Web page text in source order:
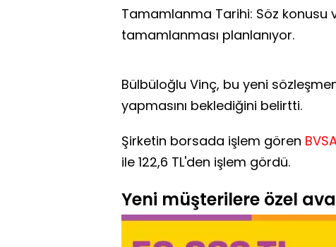
Tamamlanma Tarihi: Söz
tamamlanması planlanıyor.
Bülbüloğlu Vinç, bu yeni
yapmasını beklediğini belirtti.
Şirketin borsada işlem gören
ile 122,6 TL'den işlem gördü.
Yeni müşterilere özel